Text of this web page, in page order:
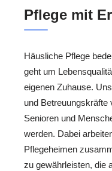
Pflege mit
Häusliche Pflege
geht um
eigenen Zuhause.
und Betreuungskräfte
Senioren und
werden. Dabei
Pflegeheimen
zu gewährleisten, die